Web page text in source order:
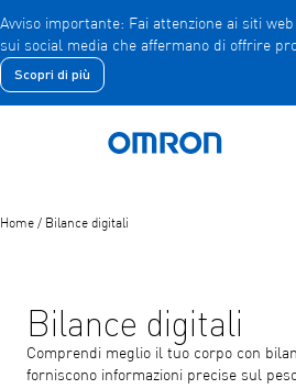
Vai
al
contenuto
Avviso importante: Fai attenzione ai siti
sui social media che affermano di offrire
Scopri di più
Indietro
Torna al menu precedente
Prodotti
Visualizza gli elementi del menu
Home / Bilance digitali
Bilance digitali
Comprendi meglio il tuo corpo con
forniscono informazioni precise sul